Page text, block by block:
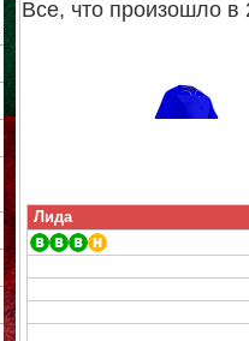
Все, что произошло
Лида